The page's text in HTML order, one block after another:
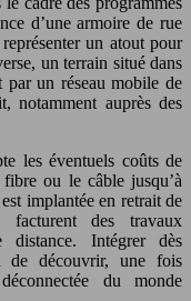
d’une armoire de rue
un atout pour
un terrain situé dans
par un réseau mobile de
notamment auprès des
les éventuels coûts de
ou le câble jusqu’à
implantée en retrait de
facturent des travaux
distance. Intégrer dès
de découvrir, une fois
du monde